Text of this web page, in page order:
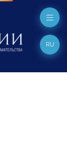
RU